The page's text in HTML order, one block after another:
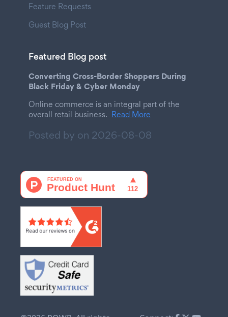
Feature Requests
Guest Blog Post
Featured Blog post
Converting Cross-Border Shoppers During
Black Friday & Cyber Monday
Online commerce is an integral part of the
overall retail business. Read More
Posted by on 2026-08-08